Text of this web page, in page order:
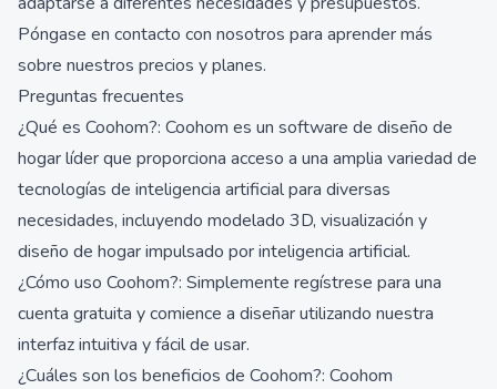
Póngase en contacto con nosotros para aprender más
sobre nuestros precios y planes.
Preguntas frecuentes
¿Qué es Coohom?: Coohom es un software de diseño de
hogar líder que proporciona acceso a una amplia variedad de
tecnologías de inteligencia artificial para diversas
necesidades, incluyendo modelado 3D, visualización y
diseño de hogar impulsado por inteligencia artificial.
¿Cómo uso Coohom?: Simplemente regístrese para una
cuenta gratuita y comience a diseñar utilizando nuestra
interfaz intuitiva y fácil de usar.
¿Cuáles son los beneficios de Coohom?: Coohom